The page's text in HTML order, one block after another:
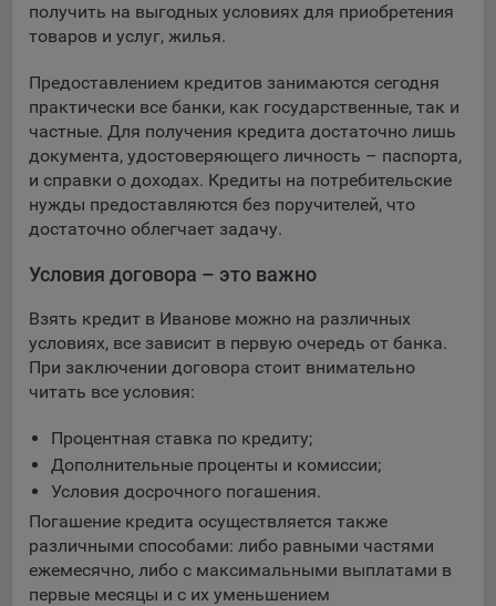
получить на выгодных условиях для приобретения
товаров и услуг, жилья.
Предоставлением кредитов занимаются сегодня
практически все банки, как государственные, так и
частные. Для получения кредита достаточно лишь
документа, удостоверяющего личность – паспорта,
и справки о доходах. Кредиты на потребительские
нужды предоставляются без поручителей, что
достаточно облегчает задачу.
Условия договора – это важно
Взять кредит в Иванове можно на различных
условиях, все зависит в первую очередь от банка.
При заключении договора стоит внимательно
читать все условия:
Процентная ставка по кредиту;
Дополнительные проценты и комиссии;
Условия досрочного погашения.
Погашение кредита осуществляется также
различными способами: либо равными частями
ежемесячно, либо с максимальными выплатами в
первые месяцы и с их уменьшением